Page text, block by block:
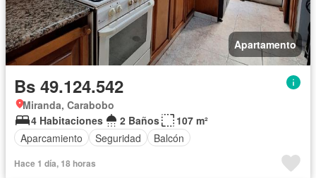
Apartamento
Bs 49.124.542
Miranda, Carabobo
4 Habitaciones
2 Baños
107 m²
Aparcamiento
Seguridad Balcón
Hace 1 día, 18 horas